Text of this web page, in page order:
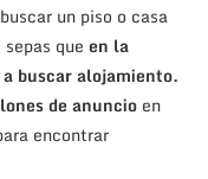
un piso o casa
que en la
buscar alojamiento.
de anuncio en
encontrar